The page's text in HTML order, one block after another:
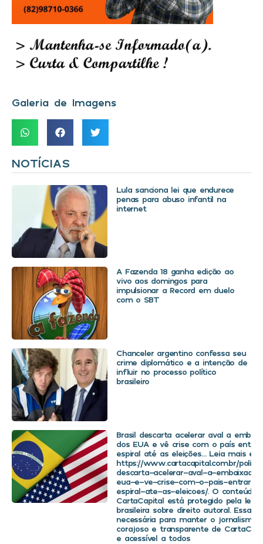
Galeria de Imagens
NOTÍCIAS
Lula sanciona lei que endurece
penas para abuso infantil na
internet
A Fazenda 18 ganha edição ao
vivo aos domingos para
impulsionar a Record em duelo
com o SBT
Chanceler argentino confessa seu
crime diplomático e a intenção de
influir no processo político
brasileiro
Brasil descarta acelerar aval a
dos EUA e vê crise com o país
espiral até as eleições… Leia mais em
https://www.cartacapital.com.br/
descarta-acelerar-aval-a-
eua-e-ve-crise-com-o-pais-entrar-
espiral-ate-as-eleicoes/. O conteúdo
CartaCapital está protegido pela
brasileira sobre direito autoral. Essa
necessária para manter o jornalismo
corajoso e transparente de
e acessível a todos